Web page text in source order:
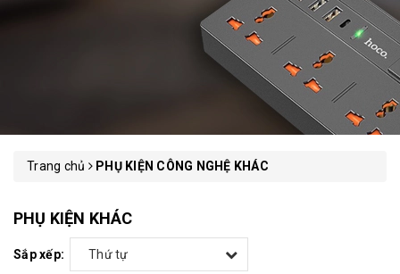
Trang chủ PHỤ KIỆN CÔNG NGHỆ KHÁC
PHỤ KIỆN KHÁC
Sắp xếp: Thứ tự